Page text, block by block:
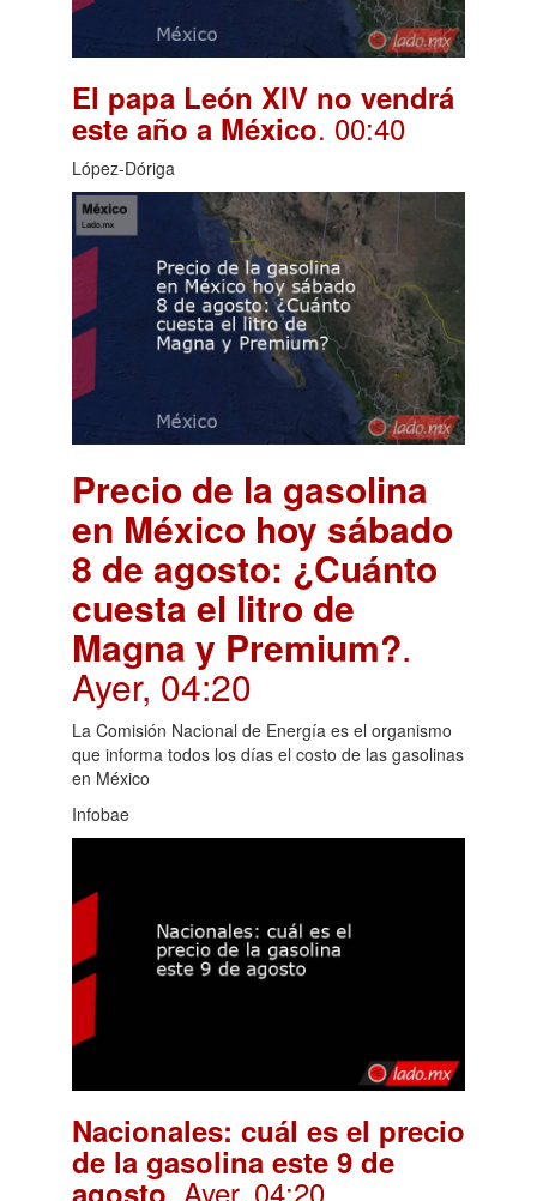
El papa León XIV no vendrá
este año a México. 00:40
López-Dóriga
Precio de la gasolina
en México hoy sábado
8 de agosto: ¿Cuánto
cuesta el litro de
Magna y Premium?.
Ayer, 04:20
La Comisión Nacional de Energía es el organismo
que informa todos los días el costo de las gasolinas
en México
Infobae
Nacionales: cuál es el precio
de la gasolina este 9 de
agosto. Ayer, 04:20